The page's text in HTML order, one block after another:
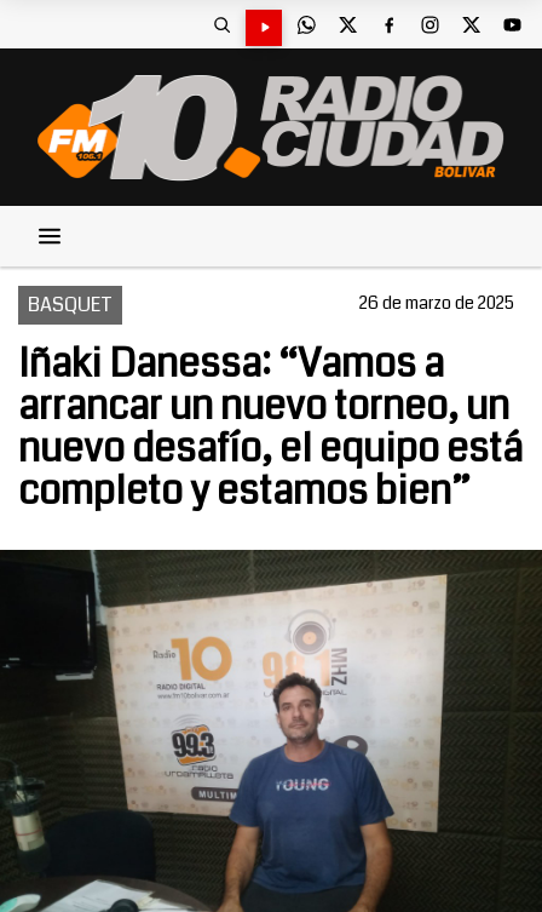
BASQUET 26 de marzo de 2025
Iñaki Danessa: “Vamos a
arrancar un nuevo torneo, un
nuevo desafío, el equipo está
completo y estamos bien”